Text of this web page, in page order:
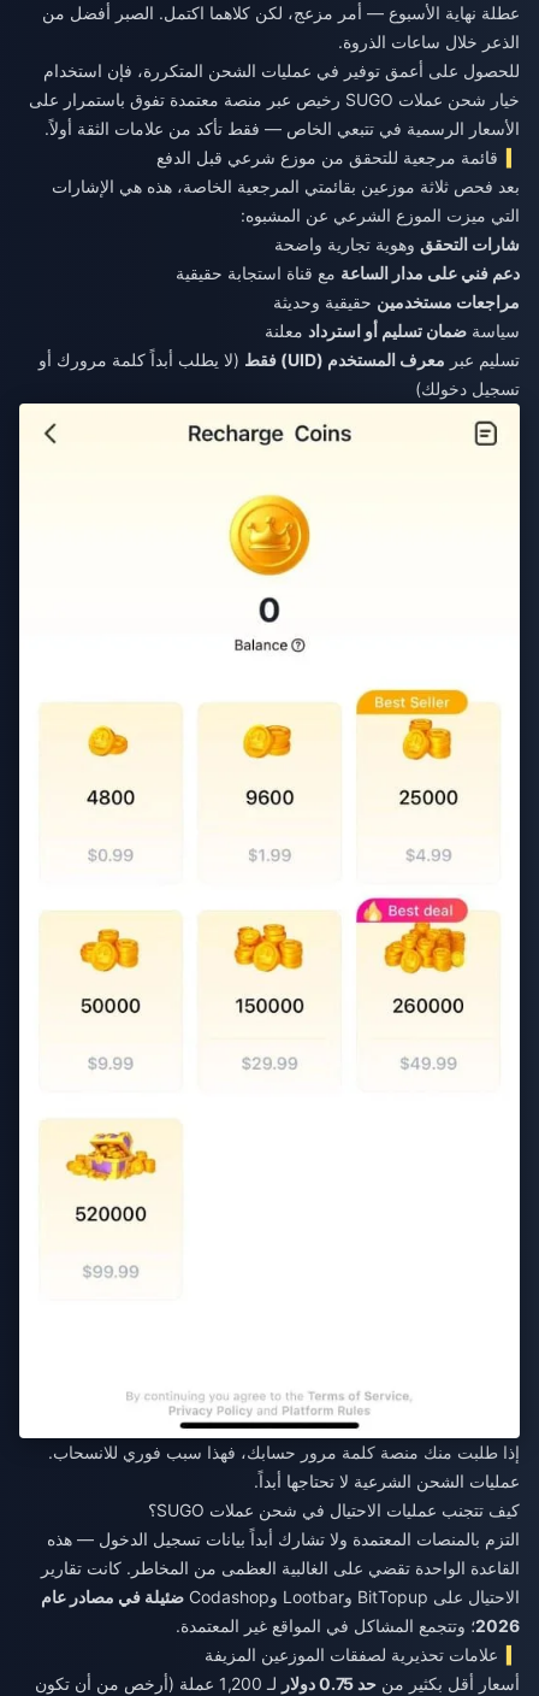
عطلة نهاية الأسبوع — أمر مزعج، لكن كلاهما اكتمل. الصبر أفضل من
الذعر خلال ساعات الذروة.
للحصول على أعمق توفير في عمليات الشحن المتكررة، فإن استخدام
خيار شحن عملات SUGO رخيص
عبر منصة معتمدة تفوق باستمرار على
الأسعار الرسمية في تتبعي الخاص — فقط تأكد من علامات الثقة أولاً.
قائمة مرجعية للتحقق من موزع شرعي قبل الدفع
بعد فحص ثلاثة موزعين بقائمتي المرجعية الخاصة، هذه هي الإشارات
التي ميزت الموزع الشرعي عن المشبوه:
شارات التحقق وهوية تجارية واضحة
دعم فني على مدار الساعة مع قناة استجابة حقيقية
مراجعات مستخدمين حقيقية وحديثة
سياسة ضمان تسليم أو استرداد معلنة
تسليم عبر معرف المستخدم (UID) فقط
(لا يطلب أبداً كلمة مرورك أو
تسجيل دخولك)
إذا طلبت منك منصة كلمة مرور حسابك، فهذا سبب فوري للانسحاب.
عمليات الشحن الشرعية لا تحتاجها أبداً.
كيف تتجنب عمليات الاحتيال في شحن عملات SUGO؟
التزم بالمنصات المعتمدة ولا تشارك أبداً بيانات تسجيل الدخول — هذه
القاعدة الواحدة تقضي على الغالبية العظمى من المخاطر. كانت تقارير
الاحتيال على BitTopup وLootbar وCodashop
ضئيلة في مصادر عام
2026؛ وتتجمع المشاكل في المواقع غير المعتمدة.
علامات تحذيرية لصفقات الموزعين المزيفة
أسعار أقل بكثير من حد 0.75 دولار
لـ 1,200 عملة (أرخص من أن تكون